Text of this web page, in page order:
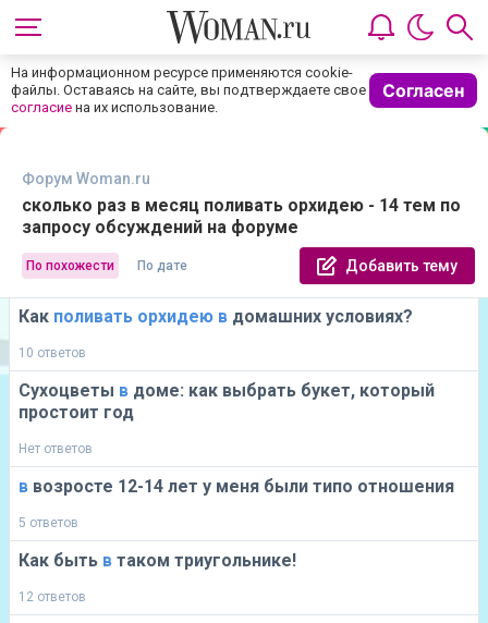
На информационном ресурсе применяются cookie-
файлы. Оставаясь на сайте, вы подтверждаете свое
согласие на их использование.
Согласен
Форум Woman.ru
сколько раз в месяц поливать орхидею - 14 тем по
запросу обсуждений на форуме
По похожести По дате Добавить тему
Как поливать орхидею в домашних условиях?
10 ответов
Сухоцветы в доме: как выбрать букет, который
простоит год
Нет ответов
в возросте 12-14 лет у меня были типо отношения
5 ответов
Как быть в таком триугольнике!
12 ответов